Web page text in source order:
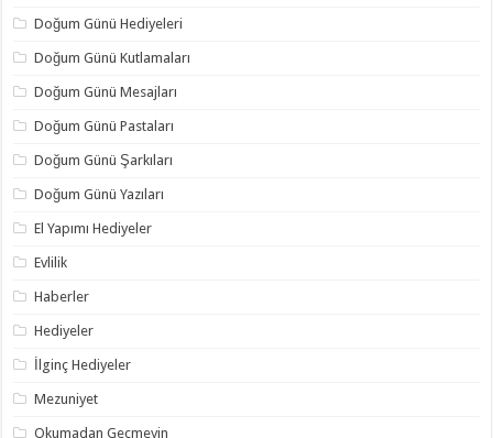
Doğum Günü Hediyeleri
Doğum Günü Kutlamaları
Doğum Günü Mesajları
Doğum Günü Pastaları
Doğum Günü Şarkıları
Doğum Günü Yazıları
El Yapımı Hediyeler
Evlilik
Haberler
Hediyeler
İlginç Hediyeler
Mezuniyet
Okumadan Geçmeyin